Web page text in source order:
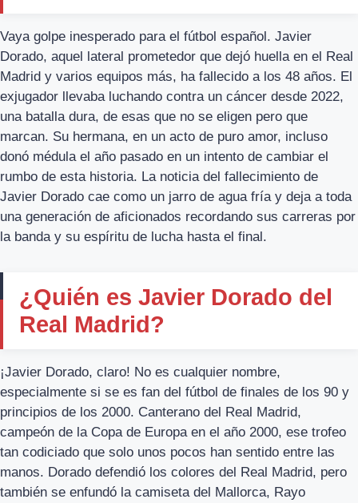
Vaya golpe inesperado para el fútbol español. Javier
Dorado, aquel lateral prometedor que dejó huella en el Real
Madrid y varios equipos más, ha fallecido a los 48 años. El
exjugador llevaba luchando contra un cáncer desde 2022,
una batalla dura, de esas que no se eligen pero que
marcan. Su hermana, en un acto de puro amor, incluso
donó médula el año pasado en un intento de cambiar el
rumbo de esta historia. La noticia del fallecimiento de
Javier Dorado cae como un jarro de agua fría y deja a toda
una generación de aficionados recordando sus carreras por
la banda y su espíritu de lucha hasta el final.
¿Quién es Javier Dorado del
Real Madrid?
¡Javier Dorado, claro! No es cualquier nombre,
especialmente si se es fan del fútbol de finales de los 90 y
principios de los 2000. Canterano del Real Madrid,
campeón de la Copa de Europa en el año 2000, ese trofeo
tan codiciado que solo unos pocos han sentido entre las
manos. Dorado defendió los colores del Real Madrid, pero
también se enfundó la camiseta del Mallorca, Rayo